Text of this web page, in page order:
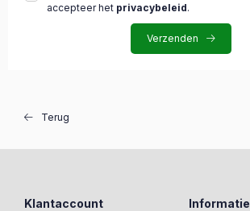
accepteer het privacybeleid.
Verzenden
Terug
Klantaccount Informatie